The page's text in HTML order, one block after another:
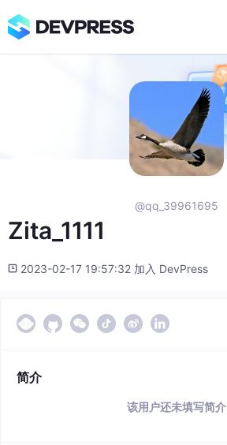
@qq_39961695
Zita_1111
2023-02-17 19:57:32 加入 DevPress
简介
该用户还未填写简介